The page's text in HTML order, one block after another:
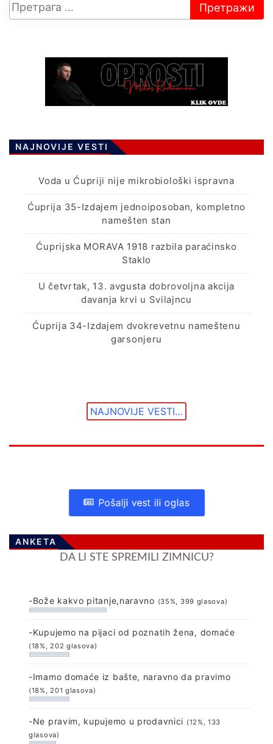
NAJNOVIJE VESTI
Voda u Ćupriji nije mikrobiološki ispravna
Ćuprija 35-Izdajem jednoiposoban, kompletno
namešten stan
Ćuprijska MORAVA 1918 razbila paraćinsko
Staklo
U četvrtak, 13. avgusta dobrovoljna akcija
davanja krvi u Svilajncu
Ćuprija 34-Izdajem dvokrevetnu nameštenu
garsonjeru
NAJNOVIJE VESTI…
Pošalji vest ili oglas
ANKETA
DA LI STE SPREMILI ZIMNICU?
-Bože kakvo pitanje,naravno (35%, 399 glasova)
-Kupujemo na pijaci od poznatih žena, domaće
(18%, 202 glasova)
-Imamo domaće iz bašte, naravno da pravimo
(18%, 201 glasova)
-Ne pravim, kupujemo u prodavnici (12%, 133
glasova)